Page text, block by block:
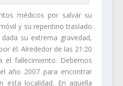
médicos por salvar su
y su repentino traslado
su extrema gravedad,
él. Alrededor de las 21:20
el fallecimiento. Debemos
año 2007 para encontrar
esta localidad. En aquella